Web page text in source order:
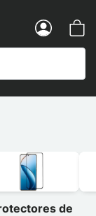
para
de